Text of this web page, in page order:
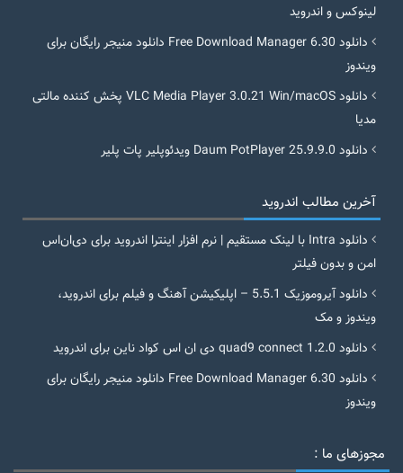
لینوکس و اندروید
دانلود Free Download Manager 6.30 دانلود منیجر رایگان برای
ویندوز
دانلود VLC Media Player 3.0.21 Win/macOS پخش کننده مالتی
مدیا
دانلود Daum PotPlayer 25.9.9.0 ویدئوپلیر پات پلیر
آخرین مطالب اندروید
دانلود Intra با لینک مستقیم | نرم افزار اینترا اندروید برای دی‌ان‌اس
امن و بدون فیلتر
دانلود آیروموزیک 5.5.1 – اپلیکیشن آهنگ و فیلم برای اندروید،
ویندوز و مک
دانلود quad9 connect 1.2.0 دی ان اس کواد ناین برای اندروید
دانلود Free Download Manager 6.30 دانلود منیجر رایگان برای
ویندوز
مجوزهای ما :